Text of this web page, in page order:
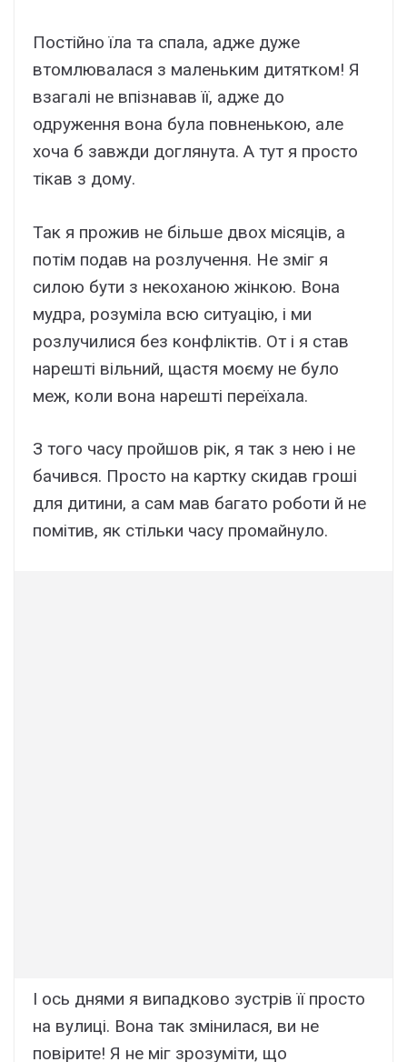
Постійно їла та спала, адже дуже
втомлювалася з маленьким дитятком! Я
взагалі не впізнавав її, адже до
одруження вона була повненькою, але
хоча б завжди доглянута. А тут я просто
тікав з дому.
Так я прожив не більше двох місяців, а
потім подав на розлучення. Не зміг я
силою бути з некоханою жінкою. Вона
мудра, розуміла всю ситуацію, і ми
розлучилися без конфліктів. От і я став
нарешті вільний, щастя моєму не було
меж, коли вона нарешті переїхала.
З того часу пройшов рік, я так з нею і не
бачився. Просто на картку скидав гроші
для дитини, а сам мав багато роботи й не
помітив, як стільки часу промайнуло.
І ось днями я випадково зустрів її просто
на вулиці. Вона так змінилася, ви не
повірите! Я не міг зрозуміти, що